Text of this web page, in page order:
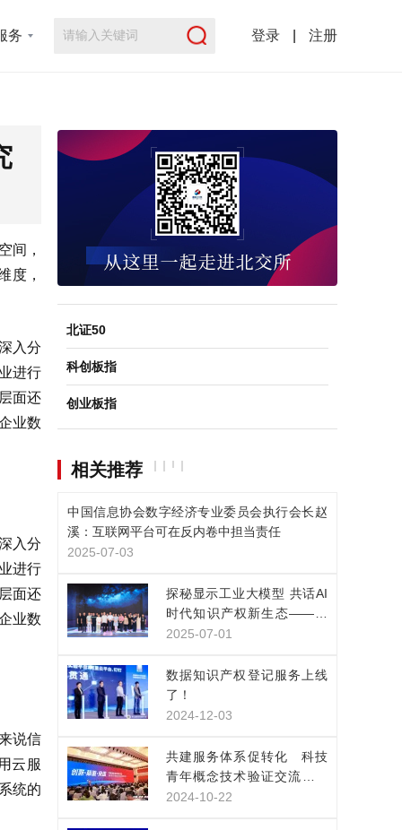
务 登录 注册
间，
度，
入分
进行
面还
业数
入分
进行
面还
业数
说信
云服
统的
北证50
科创板指
创业板指
相关推荐
中国信息协会数字经济专业委员会执行会长赵
溪：互联网平台可在反内卷中担当责任
2025-07-03
探秘显示工业大模型 共话AI
时代知识产权新生态——凯
派尔走进京东方技术创新中
2025-07-01
数据知识产权登记服务上线
了！
2024-12-03
共建服务体系促转化 科技
青年概念技术验证交流展示
活动在上海举行
2024-10-22